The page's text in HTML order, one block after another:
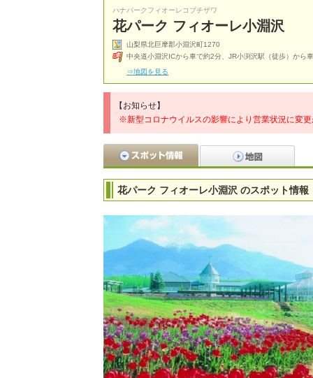
ハナパークフィオーレコブチザワ
花パーク フィオーレ小淵沢
山梨県北巨摩郡小淵沢町1270
中央道小淵沢ICから車で約2分、JR小渕沢駅（徒歩）から
⇒地図を見る
【お知らせ】
※新型コロナウイルスの影響により営業状況に変
花パーク フィオーレ小淵沢 のスポット情報